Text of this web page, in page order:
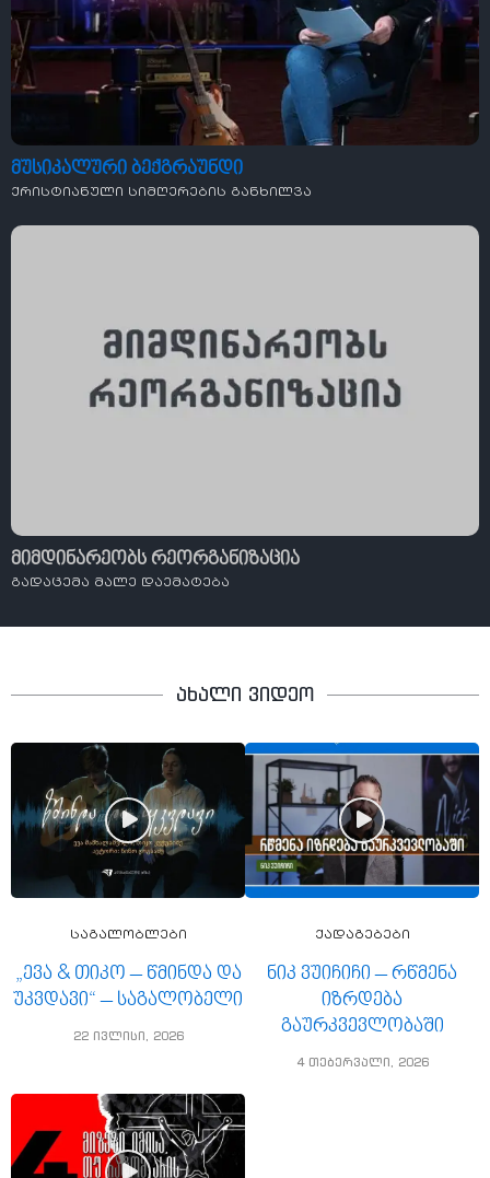
მუსიკალური ბექგრაუნდი
ქრისტიანული სიმღერების განხილვა
მიმდინარეობს რეორგანიზაცია
გადაცემა მალე დაემატება
ახალი ვიდეო
საგალობლები
„ევა & თიკო – წმინდა და
უკვდავი“ – საგალობელი
22 ივლისი, 2026
ქადაგებები
ნიკ ვუიჩიჩი – რწმენა
იზრდება
გაურკვევლობაში
4 თებერვალი, 2026